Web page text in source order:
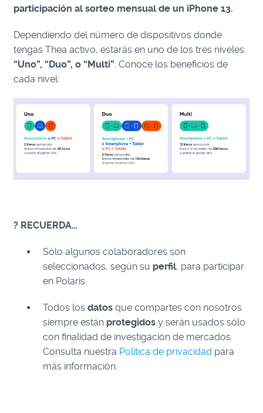
participación al sorteo mensual de un iPhone 13.
Dependiendo del número de dispositivos donde
tengas Thea activo, estarás en uno de los tres niveles:
“Uno”, “Duo”, o “Multi” . Conoce los beneficios de
cada nivel:
? RECUERDA…
Sólo algunos colaboradores son
seleccionados, según su perfil, para participar
en Polaris.
Todos losdatosque compartes con nosotros
siempre están protegidosy serán usados sólo
con finalidad de investigación de mercados.
Consulta nuestra Política de privacidad para
más información.